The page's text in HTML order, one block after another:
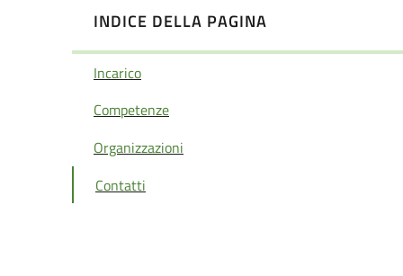
INDICE DELLA PAGINA
Incarico
Competenze
Organizzazioni
Contatti